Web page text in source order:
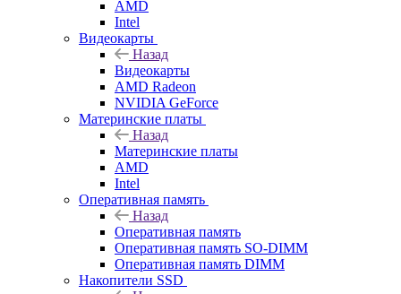
AMD
Intel
Видеокарты
Назад
Видеокарты
AMD Radeon
NVIDIA GeForce
Материнские платы
Назад
Материнские платы
AMD
Intel
Оперативная память
Назад
Оперативная память
Оперативная память SO-DIMM
Оперативная память DIMM
Накопители SSD